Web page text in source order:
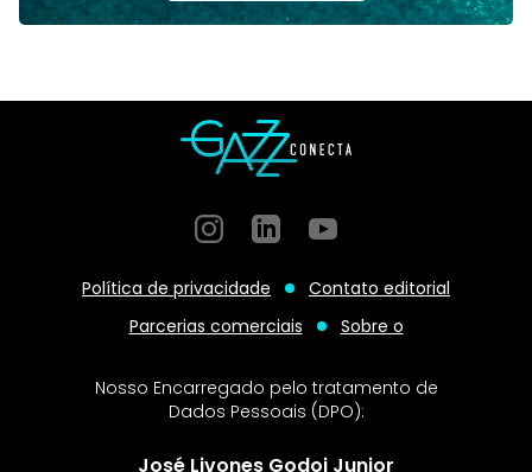
InstagramGitHubGitHub
Política de privacidade
Contato editorial
Parcerias comerciais
Sobre o
Nosso Encarregado pelo tratamento de
Dados Pessoais (DPO):
José Livones Godoi Junior